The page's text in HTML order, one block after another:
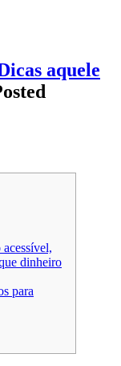
aquele
dinheiro
para